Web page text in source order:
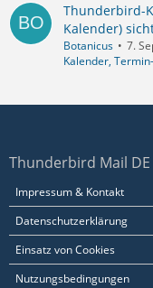
Thunderbird-
Kalender)
Botanicus
7.
Kalender,
Thunderbird Mail DE
Impressum & Kontakt
Datenschutzerklärung
Einsatz von Cookies
Nutzungsbedingungen